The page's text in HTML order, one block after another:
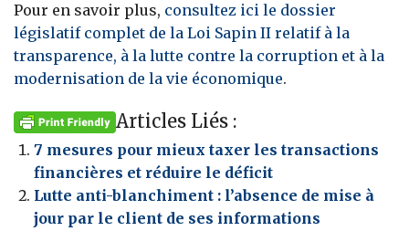
Pour en savoir plus, consultez ici le dossier
législatif complet de la Loi Sapin II relatif à la
transparence, à la lutte contre la corruption et à la
modernisation de la vie économique.
Articles Liés :
7 mesures pour mieux taxer les transactions
financières et réduire le déficit
Lutte anti-blanchiment : l’absence de mise à
jour par le client de ses informations